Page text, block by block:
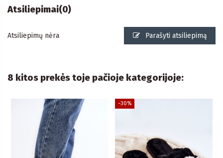
Atsiliepimai(0)
Atsiliepimų nėra Parašyti atsiliepimą
8 kitos prekės toje pačioje kategorijoje:
−30%